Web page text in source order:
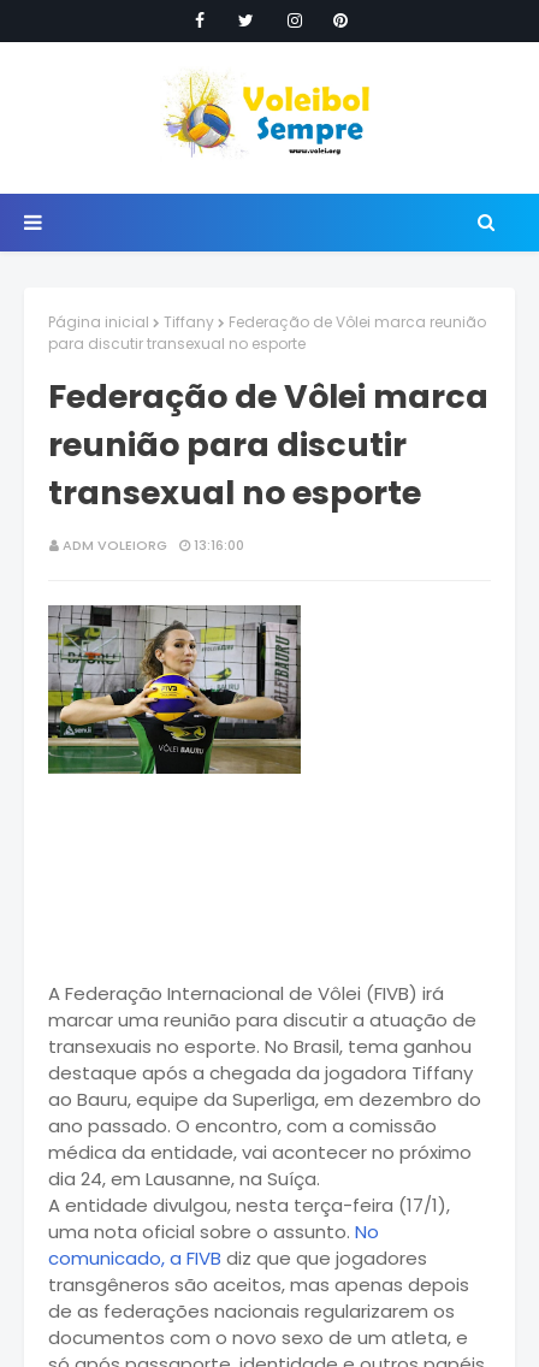
Página inicial Tiffany
Federação de Vôlei marca reunião
para discutir transexual no esporte
Federação de Vôlei marca
reunião para discutir
transexual no esporte
ADM VOLEIORG 13:16:00
A Federação Internacional de Vôlei (FIVB) irá
marcar uma reunião para discutir a atuação de
transexuais no esporte. No Brasil, tema ganhou
destaque após a chegada da jogadora Tiffany
ao Bauru, equipe da Superliga, em dezembro do
ano passado. O encontro, com a comissão
médica da entidade, vai acontecer no próximo
dia 24, em Lausanne, na Suíça.
A entidade divulgou, nesta terça-feira (17/1),
uma nota oficial sobre o assunto. No
comunicado, a FIVB diz que que jogadores
transgêneros são aceitos, mas apenas depois
de as federações nacionais regularizarem os
documentos com o novo sexo de um atleta, e